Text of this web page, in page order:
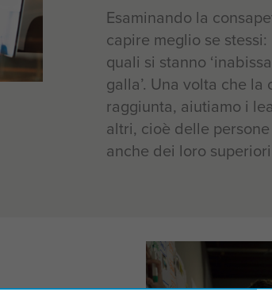
Esaminando la
capire meglio se
quali si stanno
galla’. Una volta che
raggiunta, aiutiamo i
altri, cioè delle
anche dei loro